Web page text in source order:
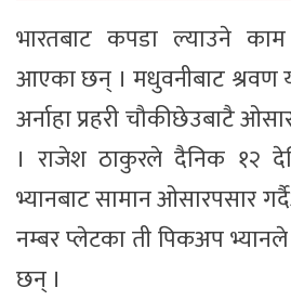
भारतबाट कपडा ल्याउने
आएका छन् । मधुवनीबाट श्रवण
अर्नाहा प्रहरी चौकीछेउबाटै
। राजेश ठाकुरले दैनिक १२
भ्यानबाट सामान ओसारपसार
नम्बर प्लेटका ती पिकअप
छन् ।